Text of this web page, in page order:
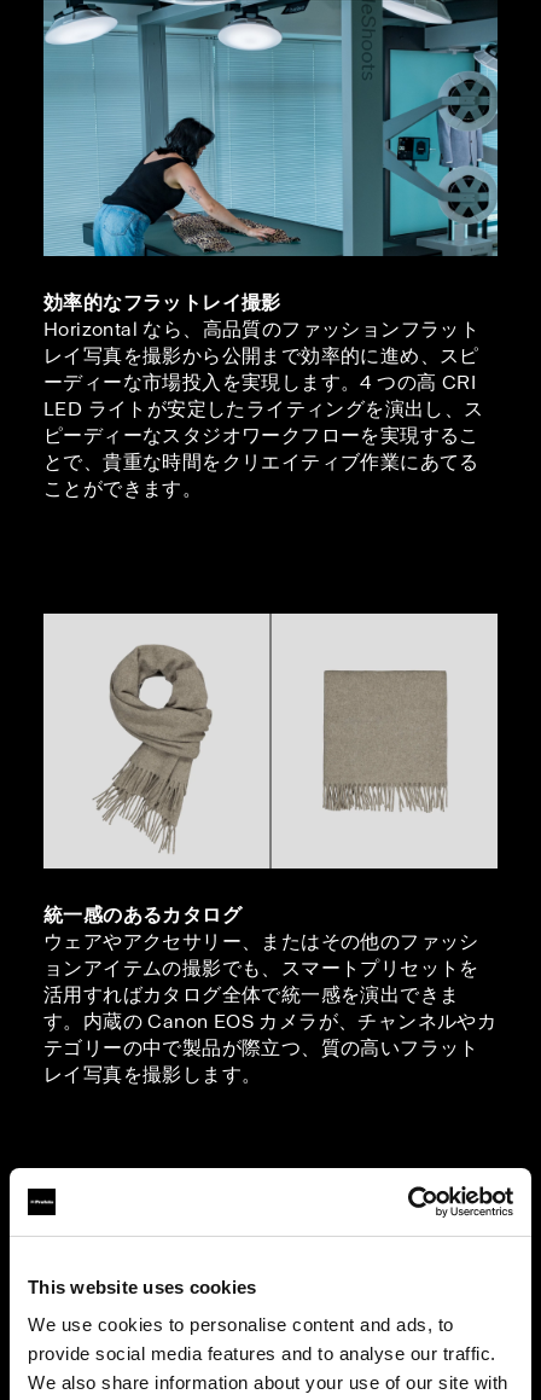
This website uses cookies
We use cookies to personalise content and ads, to
provide social media features and to analyse our traffic.
We also share information about your use of our site with
効率的なフラットレイ撮影
Horizontal なら、高品質のファッションフラット
レイ写真を撮影から公開まで効率的に進め、スピ
ーディーな市場投入を実現します。4 つの高 CRI
LED ライトが安定したライティングを演出し、ス
ピーディーなスタジオワークフローを実現するこ
とで、貴重な時間をクリエイティブ作業にあてる
ことができます。
統一感のあるカタログ
ウェアやアクセサリー、またはその他のファッシ
ョンアイテムの撮影でも、スマートプリセットを
活用すればカタログ全体で統一感を演出できま
す。内蔵の Canon EOS カメラが、チャンネルやカ
テゴリーの中で製品が際立つ、質の高いフラット
レイ写真を撮影します。